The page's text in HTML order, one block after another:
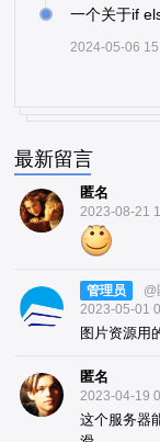
一个关于if
2024-05-06
最新留言
匿名
2023-08-21
管理员
@
2023-05-01
图片资源用
匿名
2023-04-19
这个服务器